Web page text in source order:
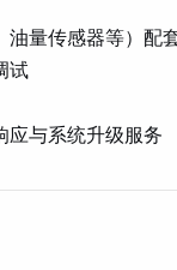
油量传感器等）配
试
应与系统升级服务